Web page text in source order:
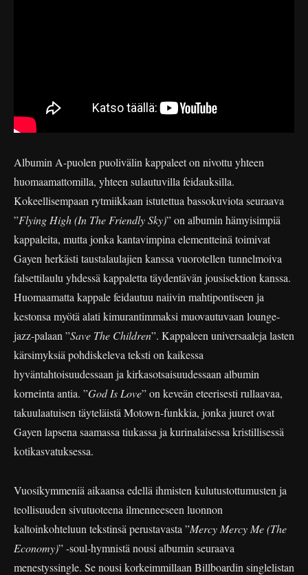
Albumin A-puolen puolivälin kappaleet on nivottu yhteen
huomaamattomilla, yhteen sulautuvilla feidauksilla.
Kokeellisempaan rytmiikkaan istutettua bassokuviota seuraava
”Flying High (In The Friendly Sky)” on albumin hämyisimpiä
kappaleita, mutta jonka kantavimpina elementteinä toimivat
Gayen herkästi taustalaulajien kanssa vuorotellen tunnelmoiva
falsettilaulu yhdessä kappaletta täydentävän jousisektion kanssa.
Huomaamatta kappale feidautuu naiivin mahtipontiseen ja
kestonsa myötä alati kimurantimmaksi muovautuvaan lounge-
jazz-palaan ”Save The Children”. Kappaleen universaaleja lasten
kärsimyksiä pohdiskeleva teksti on kaikessa
hyväntahtoisuudessaan ja kirkasotsaisuudessaan albumin
korneinta antia. ”God Is Love” on keveän eteerisesti rullaavaa,
takuulaatuisen täyteläistä Motown-funkkia, jonka juuret ovat
Gayen lapsena saamassa tiukassa ja kurinalaisessa kristillisessä
kotikasvatuksessa.
Vuosikymmeniä aikaansa edellä ihmisten kulutustottumusten ja
teollisuuden sivutuoteena ilmenneeseen luonnon
kaltoinkohteluun tekstinsä perustavasta ”Mercy Mercy Me (The
Economy)” -soul-hymnistä nousi albumin seuraava
menestyssingle. Se nousi korkeimmillaan Billboardin singlelistan